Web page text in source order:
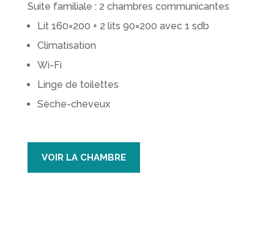
Suite familiale : 2 chambres communicantes
Lit 160×200 + 2 lits 90×200 avec 1 sdb
Climatisation
Wi-Fi
Linge de toilettes
Sèche-cheveux
VOIR LA CHAMBRE